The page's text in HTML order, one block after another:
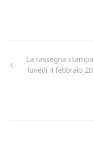
La rassegna
lunedì 4 febbraio